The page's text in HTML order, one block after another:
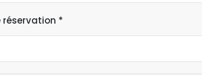
réservation *